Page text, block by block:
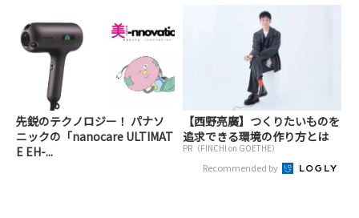
先鋭のテクノロジー！ パナソ
ニックの「nanocare ULTIMAT
E EH-...
【西野亮廣】つくりたいものを
追求できる環境の作り方とは
PR（FINCHI on GOETHE）
Recommended by